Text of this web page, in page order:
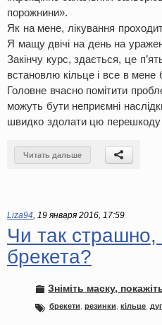
порожнини».
Як на мене, лікування
Я мащу двічі на день на
Закінчу курс, здається, це
встановлю кільце і все в мене
Головне вчасно помітити
можуть бути неприємні
швидко здолати цю перешкоду
Читать дальше
Liza94, 19 января 2016, 17:59
Чи так страшно,
брекета?
Зніміть маску,
брекети резинки кільце